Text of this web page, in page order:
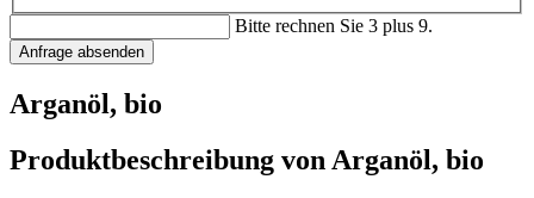
Bitte rechnen Sie 3 plus 9.
Anfrage absenden
Arganöl, bio
Produktbeschreibung von Arganöl, bio